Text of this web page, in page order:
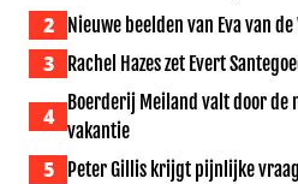
2 Nieuwe beelden van Eva van
3 Rachel Hazes zet Evert
4
Boerderij Meiland valt door de
vakantie
5 Peter Gillis krijgt pijnlijke